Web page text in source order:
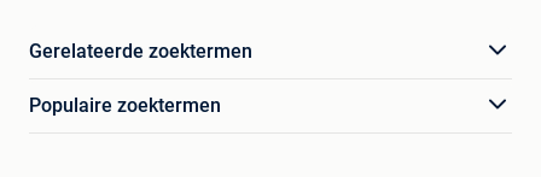
Gerelateerde zoektermen
Populaire zoektermen